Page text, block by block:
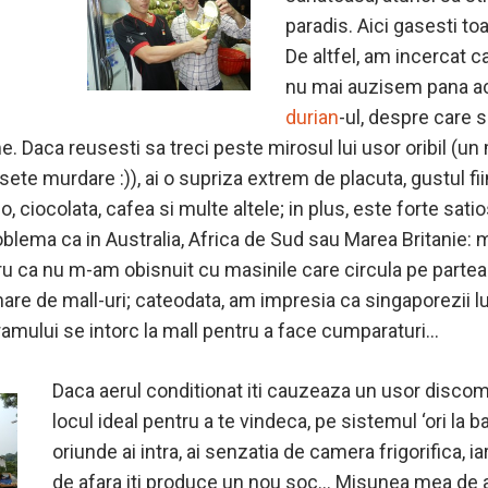
paradis. Aici gasesti
De altfel, am incercat
nu mai auzisem pana
durian-ul, despre care
Daca reusesti sa treci peste mirosul lui usor oribil (un
murdare :)), ai o supriza extrem de placuta, gustul
ciocolata, cafea si multe altele; in plus, este forte
ca in Australia, Africa de Sud sau Marea Britanie:
ca nu m-am obisnuit cu masinile care circula pe
de mall-uri; cateodata, am impresia ca singaporezii
se intorc la mall pentru a face cumparaturi…
Daca aerul conditionat iti cauzeaza un usor
locul ideal pentru a te vindeca, pe sistemul ‘ori la
oriunde ai intra, ai senzatia de camera frigorifica,
de afara iti produce un nou soc… Misunea mea de